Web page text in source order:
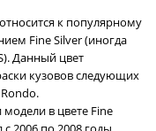
к популярному
Fine Silver (иногда
Данный цвет
кузовов следующих
в цвете Fine